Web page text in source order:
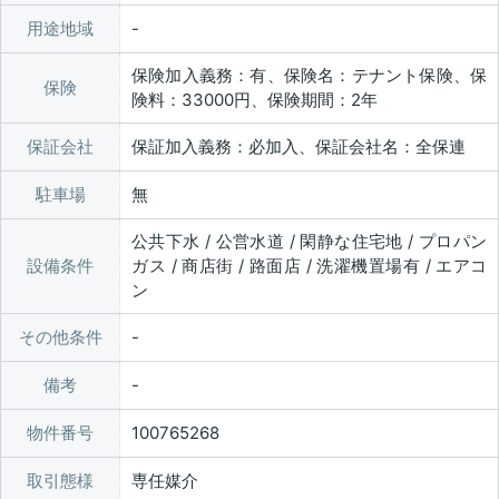
用途地域
保険
保険加入義務：有、保険名：テナント保険、保
険料：33000円、保険期間：2年
保証会社 保証加入義務：必加入、保証会社名：全保連
駐車場 無
設備条件
公共下水 / 公営水道 / 閑静な住宅地 / プロパン
ガス / 商店街 / 路面店 / 洗濯機置場有 / エアコ
ン
その他条件
備考
物件番号 100765268
取引態様 専任媒介